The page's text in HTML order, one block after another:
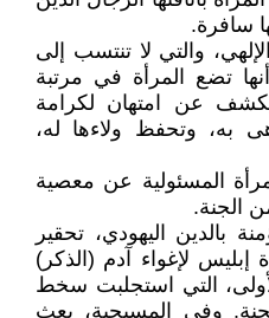
سافرة.
والتي لا تنتسب إلى
أنها تضع المرأة في مرتبة
عن امتهان لكرامة
به، وتحفظ ولاءها له،
المسئولية عن معصية
الجنة.
بالدين اليهودي، تحقير
إبليس لإغواء آدم (الذكر)
التي استجلبت سخط
وفي المسيحية، بعث